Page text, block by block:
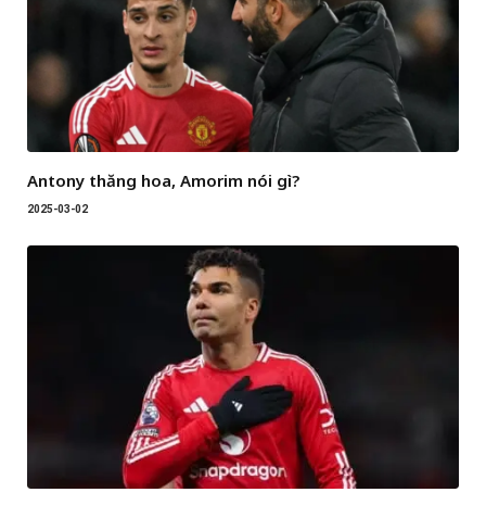
Antony thăng hoa, Amorim nói gì?
2025-03-02